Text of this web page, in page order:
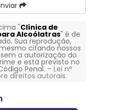
"Clínica de
Alcoólatras" é de
Sua reprodução,
citando nossos
a autorização do
e está previsto no
Penal. – Lei n°
direitos autorais.